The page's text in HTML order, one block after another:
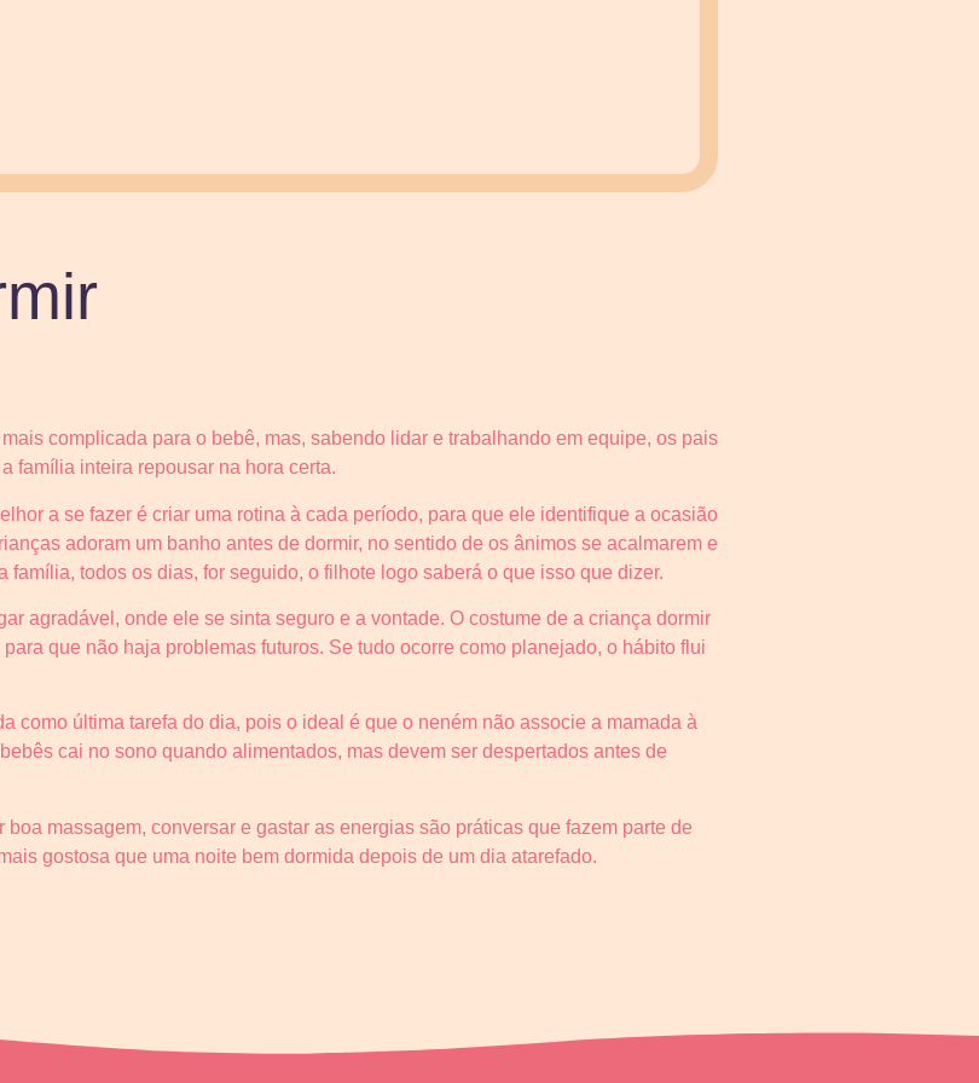
complicada para o bebê, mas, sabendo lidar e trabalhando em equipe, os pais
família inteira repousar na hora certa.
a se fazer é criar uma rotina à cada período, para que ele identifique a ocasião
adoram um banho antes de dormir, no sentido de os ânimos se acalmarem e
família, todos os dias, for seguido, o filhote logo saberá o que isso que dizer.
agradável, onde ele se sinta seguro e a vontade. O costume de a criança dormir
que não haja problemas futuros. Se tudo ocorre como planejado, o hábito flui
como última tarefa do dia, pois o ideal é que o neném não associe a mamada à
cai no sono quando alimentados, mas devem ser despertados antes de
massagem, conversar e gastar as energias são práticas que fazem parte de
gostosa que uma noite bem dormida depois de um dia atarefado.